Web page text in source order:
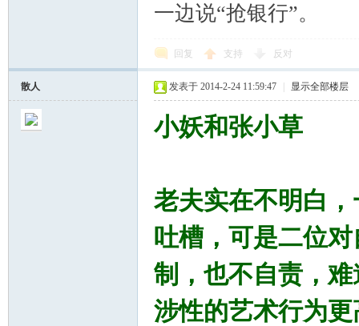
一边说“抢银行”。
回复 支持 反对
散人 发表于 2014-2-24 11:59:47 显示全部楼层
小妖和张小草
老夫实在不明白
吐槽，可是二位
制，也不自责，
涉性的艺术行为